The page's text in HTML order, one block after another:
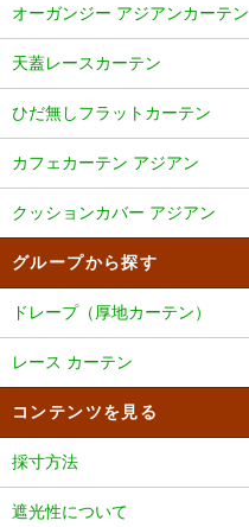
オーガンジー アジアンカーテン
天蓋レースカーテン
ひだ無しフラットカーテン
カフェカーテン アジアン
クッションカバー アジアン
グループから探す
ドレープ（厚地カーテン）
レース カーテン
コンテンツを見る
採寸方法
遮光性について